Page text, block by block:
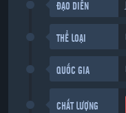
ĐẠO DIỄN
THỂ LOẠI
QUỐC GIA
CHẤT LƯỢNG